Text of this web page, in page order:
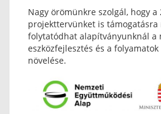
Nagy örömünkre szolgál, hogy a
projekttervünket is
folytatódhat alapítványunknál a
eszközfejlesztés és a
növelése.